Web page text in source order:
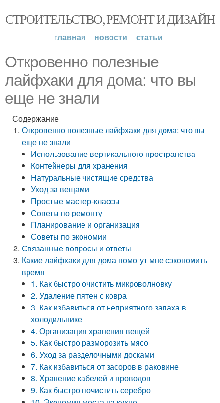
СТРОИТЕЛЬСТВО, РЕМОНТ И ДИЗАЙН
главная новости статьи
Откровенно полезные
лайфхаки для дома: что вы
еще не знали
Содержание
Откровенно полезные лайфхаки для дома: что вы
еще не знали
Использование вертикального пространства
Контейнеры для хранения
Натуральные чистящие средства
Уход за вещами
Простые мастер-классы
Советы по ремонту
Планирование и организация
Советы по экономии
Связанные вопросы и ответы
Какие лайфхаки для дома помогут мне сэкономить
время
1. Как быстро очистить микроволновку
2. Удаление пятен с ковра
3. Как избавиться от неприятного запаха в
холодильнике
4. Организация хранения вещей
5. Как быстро разморозить мясо
6. Уход за разделочными досками
7. Как избавиться от засоров в раковине
8. Хранение кабелей и проводов
9. Как быстро почистить серебро